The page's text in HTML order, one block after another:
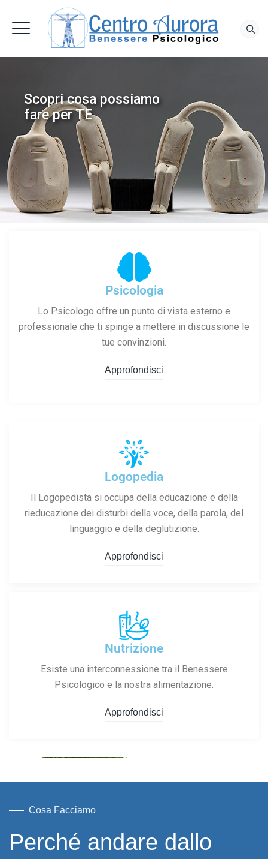
Scopri cosa possiamo
fare per TE
Centro di Psicologia e
Psicologia
Lo Psicologo offre un punto di vista esterno e
professionale che ti spinge a mettere in discussione le
tue convinzioni.
Approfondisci
Logopedia
Il Logopedista si occupa della educazione e della
rieducazione dei disturbi della voce, della parola, del
linguaggio e della deglutizione.
Approfondisci
Nutrizione
Esiste una interconnessione tra il Benessere
Psicologico e la nostra alimentazione.
Approfondisci
Cosa Facciamo
Perché andare dallo